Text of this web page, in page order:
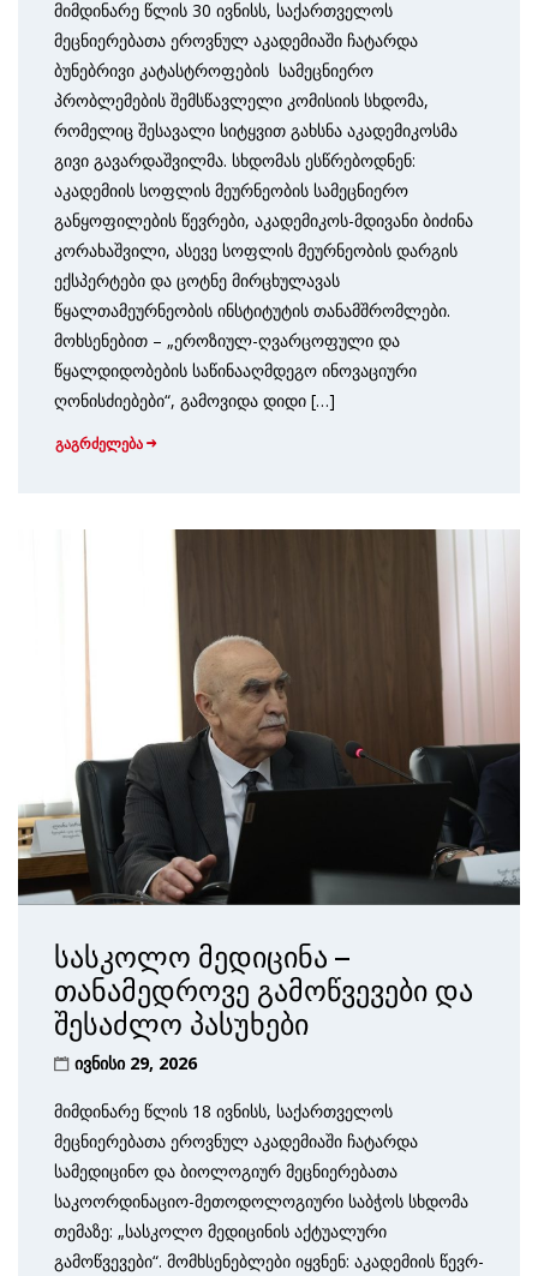
მიმდინარე წლის 30 ივნისს, საქართველოს
მეცნიერებათა ეროვნულ აკადემიაში ჩატარდა
ბუნებრივი კატასტროფების სამეცნიერო
პრობლემების შემსწავლელი კომისიის სხდომა,
რომელიც შესავალი სიტყვით გახსნა აკადემიკოსმა
გივი გავარდაშვილმა. სხდომას ესწრებოდნენ:
აკადემიის სოფლის მეურნეობის სამეცნიერო
განყოფილების წევრები, აკადემიკოს-მდივანი ბიძინა
კორახაშვილი, ასევე სოფლის მეურნეობის დარგის
ექსპერტები და ცოტნე მირცხულავას
წყალთამეურნეობის ინსტიტუტის თანამშრომლები.
მოხსენებით – „ეროზიულ-ღვარცოფული და
წყალდიდობების საწინააღმდეგო ინოვაციური
ღონისძიებები“, გამოვიდა დიდი […]
გაგრძელება
სასკოლო მედიცინა –
თანამედროვე გამოწვევები და
შესაძლო პასუხები
ივნისი 29, 2026
მიმდინარე წლის 18 ივნისს, საქართველოს
მეცნიერებათა ეროვნულ აკადემიაში ჩატარდა
სამედიცინო და ბიოლოგიურ მეცნიერებათა
საკოორდინაციო-მეთოდოლოგიური საბჭოს სხდომა
თემაზე: „სასკოლო მედიცინის აქტუალური
გამოწვევები“. მომხსენებლები იყვნენ: აკადემიის წევრ-